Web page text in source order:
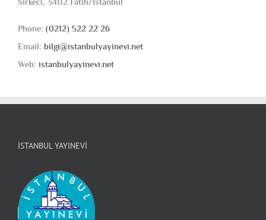
Phone: (0212) 522 22 26
Email: bilgi@istanbulyayinevi.net
Web: istanbulyayinevi.net
İSTANBUL YAYINEVI